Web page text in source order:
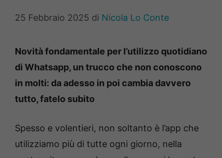
25 Febbraio 2025 di Nicola Lo Conte
Novità fondamentale per l’utilizzo quotidiano
di Whatsapp, un trucco che non conoscono
in molti: da adesso in poi cambia davvero
tutto, fatelo subito
Spesso e volentieri, non soltanto è l’app che
utilizziamo più di tutte ogni giorno, nella